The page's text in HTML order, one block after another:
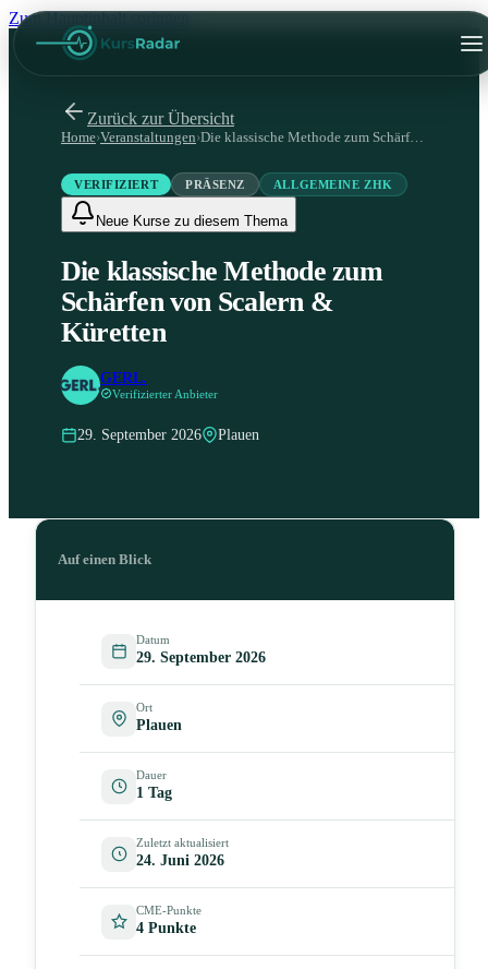
Zum Hauptinhalt springen
Zurück zur Übersicht
Home›Veranstaltungen› Die klassische Methode zum Schärfen von Scalern & Küretten
VERIFIZIERT PRÄSENZ ALLGEMEINE ZHK
Neue Kurse zu diesem Thema
Die klassische Methode zum
Schärfen von Scalern &
Küretten
GERL.
Verifizierter Anbieter
29. September 2026 Plauen
Auf einen Blick
Datum
29. September 2026
Ort
Plauen
Dauer
1 Tag
Zuletzt aktualisiert
24. Juni 2026
CME-Punkte
4 Punkte